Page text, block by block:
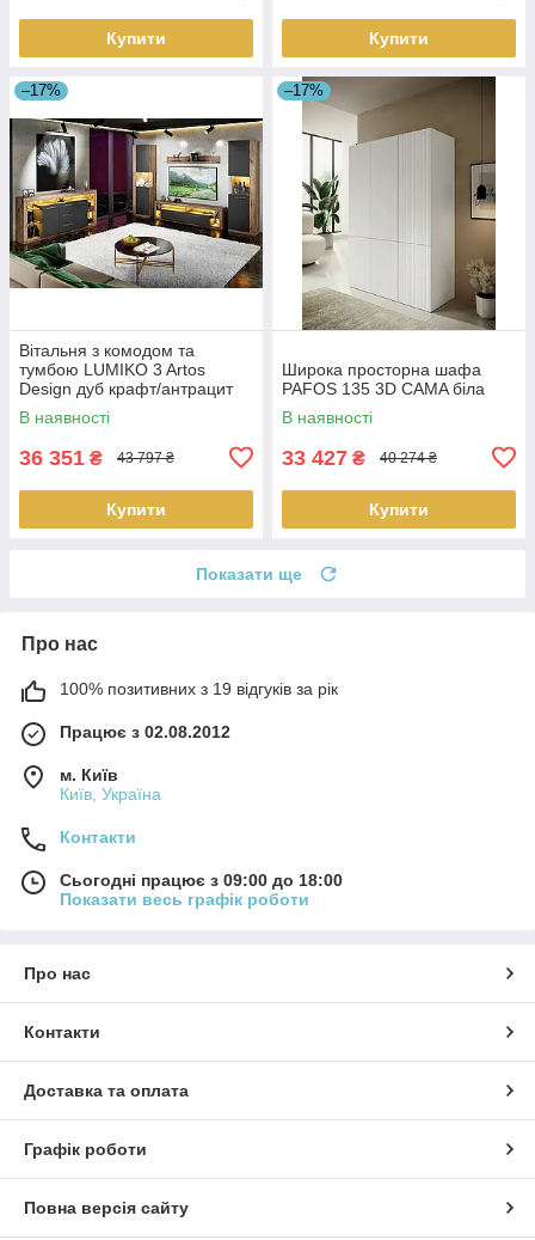
Купити Купити
–17%
Вітальня з комодом та
тумбою LUMIKO 3 Artos
Design дуб крафт/антрацит
(Польща)
В наявності
36 351 ₴ 43 797 ₴
Купити
–17%
Широка просторна шафа
PAFOS 135 3D CAMA біла
В наявності
33 427 ₴ 40 274 ₴
Купити
Показати ще
Про нас
100% позитивних з 19 відгуків за рік
Працює з 02.08.2012
м. Київ
Київ, Україна
Контакти
Сьогодні працює з 09:00 до 18:00
Показати весь графік роботи
Про нас
Контакти
Доставка та оплата
Графік роботи
Повна версія сайту